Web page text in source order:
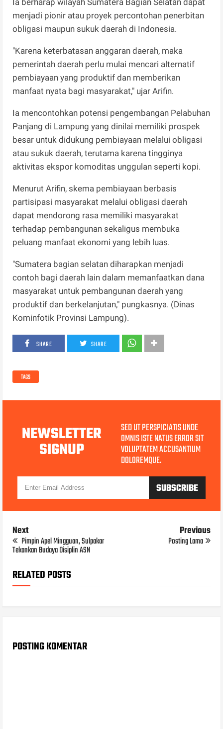
menjadi pionir atau proyek percontohan penerbitan
obligasi maupun sukuk daerah di Indonesia.
"Karena keterbatasan anggaran daerah, maka
pemerintah daerah perlu mulai mencari alternatif
pembiayaan yang produktif dan memberikan
manfaat nyata bagi masyarakat," ujar Arifin.
Ia mencontohkan potensi pengembangan Pelabuhan
Panjang di Lampung yang dinilai memiliki prospek
besar untuk didukung pembiayaan melalui obligasi
atau sukuk daerah, terutama karena tingginya
aktivitas ekspor komoditas unggulan seperti kopi.
Menurut Arifin, skema pembiayaan berbasis
partisipasi masyarakat melalui obligasi daerah
dapat mendorong rasa memiliki masyarakat
terhadap pembangunan sekaligus membuka
peluang manfaat ekonomi yang lebih luas.
"Sumatera bagian selatan diharapkan menjadi
contoh bagi daerah lain dalam memanfaatkan dana
masyarakat untuk pembangunan daerah yang
produktif dan berkelanjutan," pungkasnya. (Dinas
Kominfotik Provinsi Lampung).
SHARE SHARE
TAGS
NEWSLETTER
SIGNUP
SED UT PERSPICIATIS UNDE
OMNIS ISTE NATUS ERROR SIT
VOLUPTATEM ACCUSANTIUM
DOLOREMQUE.
Next
Pimpin Apel Mingguan, Sulpakar
Tekankan Budaya Disiplin ASN
Previous
Posting Lama
RELATED POSTS
POSTING KOMENTAR